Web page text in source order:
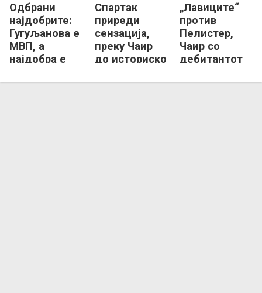
Одбрани
најдобрите:
Гугуљанова е
МВП, а
најдобра е
на Спартак
Спартак
приреди
сензација,
преку Чаир
до историско
во Купот
„Лавиците“
против
Пелистер,
Чаир со
дебитантот
дамите